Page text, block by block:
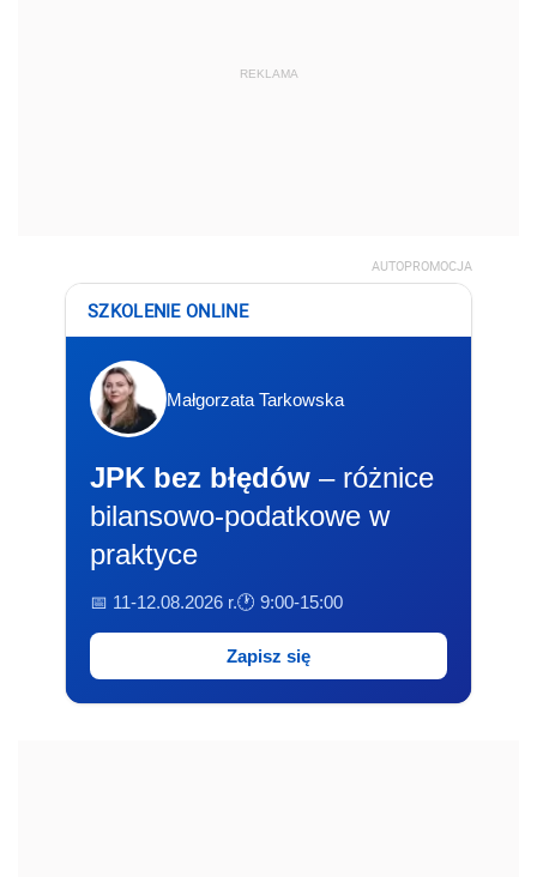
REKLAMA
AUTOPROMOCJA
SZKOLENIE ONLINE
Małgorzata Tarkowska
JPK bez błędów – różnice
bilansowo-podatkowe w
praktyce
📅 11-12.08.2026 r.🕐 9:00-15:00
Zapisz się